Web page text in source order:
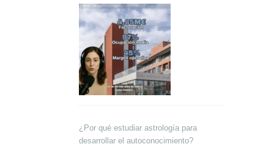
¿Por qué estudiar astrología para
desarrollar el autoconocimiento?